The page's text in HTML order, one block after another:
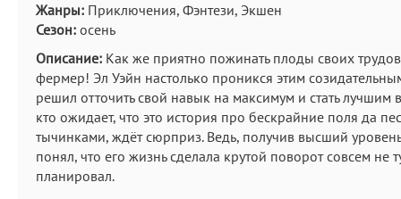
Жанры: Приключения, Фэнтези, Экшен
Сезон: осень
Описание: Как же приятно пожинать плоды своих
фермер! Эл Уэйн настолько проникся этим
решил отточить свой навык на максимум и стать лучшим
кто ожидает, что это история про бескрайние поля да
тычинками, ждёт сюрприз. Ведь, получив высший
понял, что его жизнь сделала крутой поворот совсем не
планировал.